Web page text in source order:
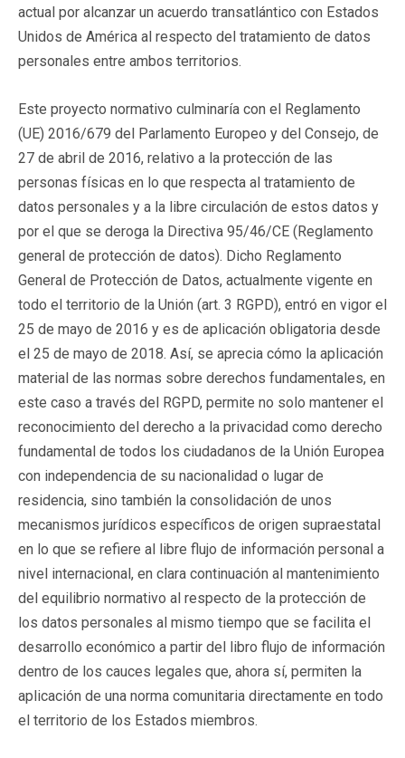
actual por alcanzar un acuerdo transatlántico con Estados
Unidos de América al respecto del tratamiento de datos
personales entre ambos territorios.
Este proyecto normativo culminaría con el Reglamento
(UE) 2016/679 del Parlamento Europeo y del Consejo, de
27 de abril de 2016, relativo a la protección de las
personas físicas en lo que respecta al tratamiento de
datos personales y a la libre circulación de estos datos y
por el que se deroga la Directiva 95/46/CE (Reglamento
general de protección de datos). Dicho Reglamento
General de Protección de Datos, actualmente vigente en
todo el territorio de la Unión (art. 3 RGPD), entró en vigor el
25 de mayo de 2016 y es de aplicación obligatoria desde
el 25 de mayo de 2018. Así, se aprecia cómo la aplicación
material de las normas sobre derechos fundamentales, en
este caso a través del RGPD, permite no solo mantener el
reconocimiento del derecho a la privacidad como derecho
fundamental de todos los ciudadanos de la Unión Europea
con independencia de su nacionalidad o lugar de
residencia, sino también la consolidación de unos
mecanismos jurídicos específicos de origen supraestatal
en lo que se refiere al libre flujo de información personal a
nivel internacional, en clara continuación al mantenimiento
del equilibrio normativo al respecto de la protección de
los datos personales al mismo tiempo que se facilita el
desarrollo económico a partir del libro flujo de información
dentro de los cauces legales que, ahora sí, permiten la
aplicación de una norma comunitaria directamente en todo
el territorio de los Estados miembros.